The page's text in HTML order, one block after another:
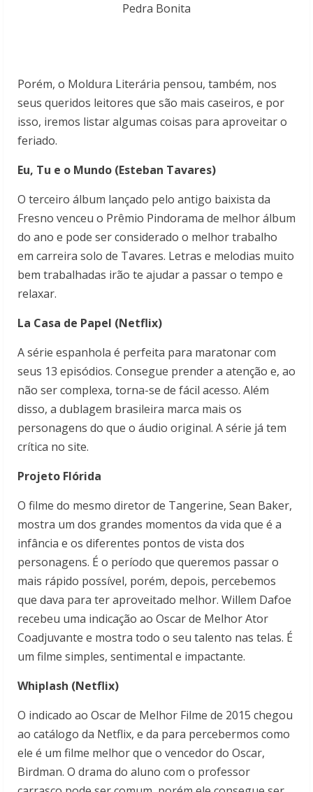
Pedra Bonita
Porém, o Moldura Literária pensou, também, nos
seus queridos leitores que são mais caseiros, e por
isso, iremos listar algumas coisas para aproveitar o
feriado.
Eu, Tu e o Mundo (Esteban Tavares)
O terceiro álbum lançado pelo antigo baixista da
Fresno venceu o Prêmio Pindorama de melhor álbum
do ano e pode ser considerado o melhor trabalho
em carreira solo de Tavares. Letras e melodias muito
bem trabalhadas irão te ajudar a passar o tempo e
relaxar.
La Casa de Papel (Netflix)
A série espanhola é perfeita para maratonar com
seus 13 episódios. Consegue prender a atenção e, ao
não ser complexa, torna-se de fácil acesso. Além
disso, a dublagem brasileira marca mais os
personagens do que o áudio original. A série já tem
crítica no site.
Projeto Flórida
O filme do mesmo diretor de Tangerine, Sean Baker,
mostra um dos grandes momentos da vida que é a
infância e os diferentes pontos de vista dos
personagens. É o período que queremos passar o
mais rápido possível, porém, depois, percebemos
que dava para ter aproveitado melhor. Willem Dafoe
recebeu uma indicação ao Oscar de Melhor Ator
Coadjuvante e mostra todo o seu talento nas telas. É
um filme simples, sentimental e impactante.
Whiplash (Netflix)
O indicado ao Oscar de Melhor Filme de 2015 chegou
ao catálogo da Netflix, e da para percebermos como
ele é um filme melhor que o vencedor do Oscar,
Birdman. O drama do aluno com o professor